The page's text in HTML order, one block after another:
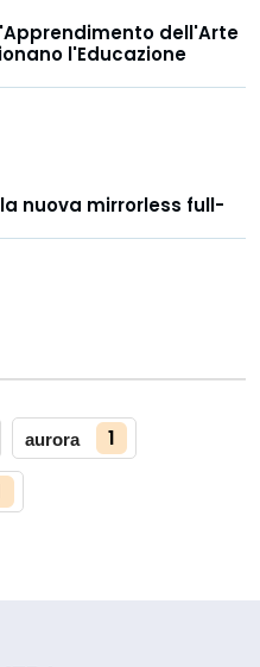
dell'Arte
l'Educazione
nuova mirrorless full-
aurora 1